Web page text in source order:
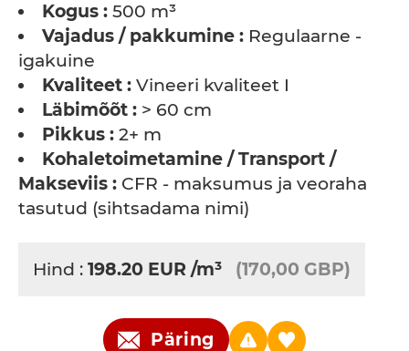
Kogus : 500 m³
Vajadus / pakkumine : Regulaarne -
igakuine
Kvaliteet : Vineeri kvaliteet I
Läbimõõt : > 60 cm
Pikkus : 2+ m
Kohaletoimetamine / Transport /
Makseviis : CFR - maksumus ja veoraha
tasutud (sihtsadama nimi)
Hind : 198.20 EUR /m³ (170,00 GBP)
Päring